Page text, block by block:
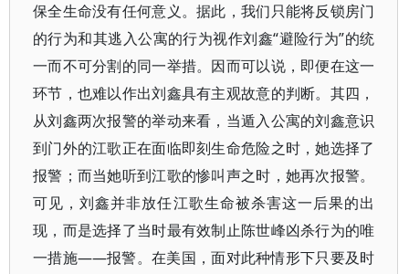
保全生命没有任何意义。据此，我们只能将反锁房门
的行为和其逃入公寓的行为视作刘鑫“避险行为”的统
一而不可分割的同一举措。因而可以说，即便在这一
环节，也难以作出刘鑫具有主观故意的判断。其四，
从刘鑫两次报警的举动来看，当遁入公寓的刘鑫意识
到门外的江歌正在面临即刻生命危险之时，她选择了
报警；而当她听到江歌的惨叫声之时，她再次报警。
可见，刘鑫并非放任江歌生命被杀害这一后果的出
现，而是选择了当时最有效制止陈世峰凶杀行为的唯
一措施——报警。在美国，面对此种情形下只要及时